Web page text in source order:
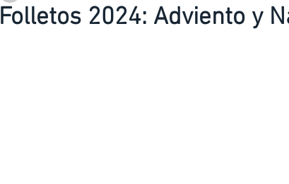
Folletos 2024: Adviento y